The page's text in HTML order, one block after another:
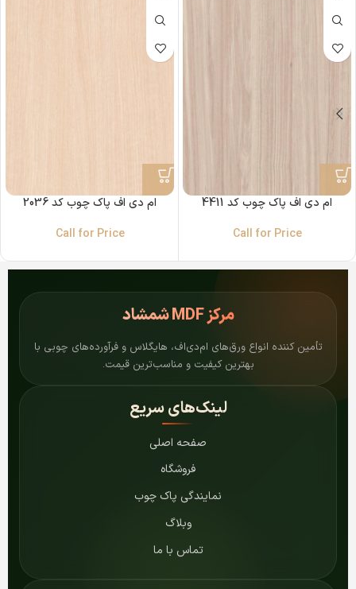
ام دی اف پاک چوب کد 4411
Call for Price
ام دی اف پاک چوب کد 2036
Call for Price
مرکزMDF شمشاد
تأمین کننده انواع ورق‌های ام‌دی‌اف، هایگلاس و فرآورده‌های چوبی با
بهترین کیفیت و مناسب‌ترین قیمت.
لینک‌های سریع
صفحه اصلی
فروشگاه
نمایندگی پاک چوب
وبلاگ
تماس با ما